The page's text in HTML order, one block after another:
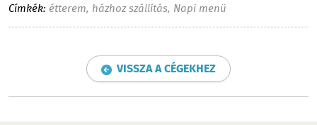
Címkék: étterem, házhoz szállítás, Napi menü
VISSZA A CÉGEKHEZ